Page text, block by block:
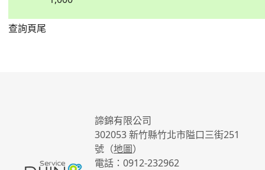
查詢頁尾
諦錦有限公司
302053 新竹縣竹北市隘口三街251
號（地圖 ）
電話：0912-232962